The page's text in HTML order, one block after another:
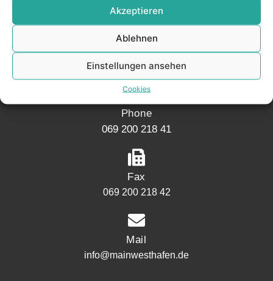
Akzeptieren
Ablehnen
Einstellungen ansehen
Cookies
Mainwesthafen Immobilien
Speicherstraße 5
60327 Frankfurt
Phone
069 200 218 41
Fax
069 200 218 42
Mail
info@mainwesthafen.de